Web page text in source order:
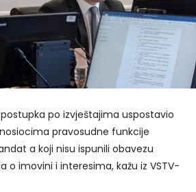
po izvještajima uspostavio
pravosudne funkcije
a koji nisu ispunili obavezu
o imovini i interesima, kažu iz VSTV-